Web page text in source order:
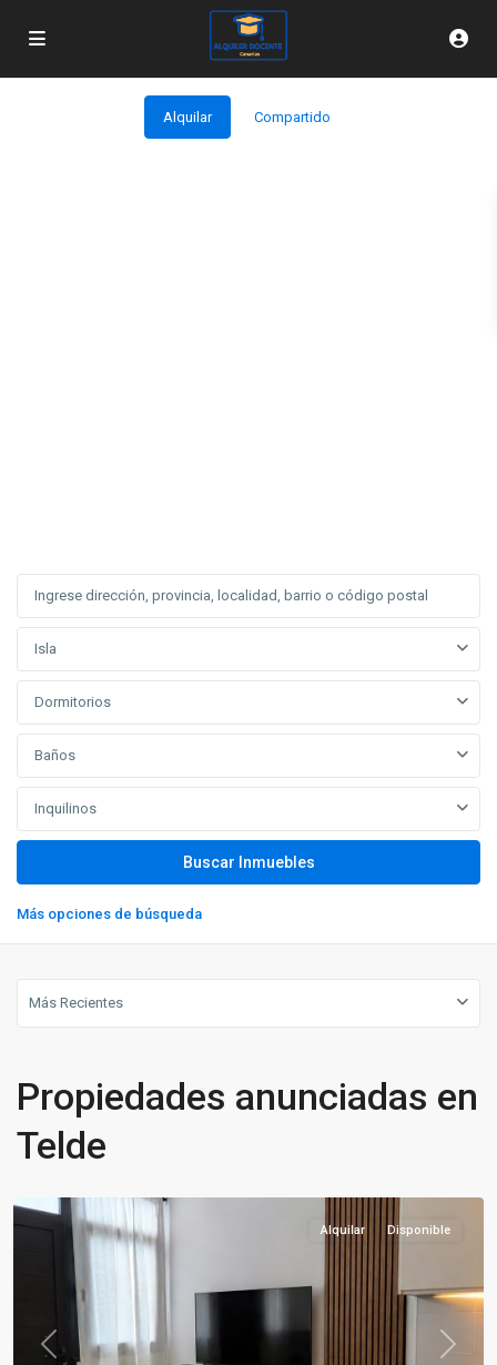
Alquilar Compartido
Isla
Dormitorios
Baños
Inquilinos
Más opciones de búsqueda
Más Recientes
Propiedades anunciadas en
Telde
Previous Next
Alquilar Disponible